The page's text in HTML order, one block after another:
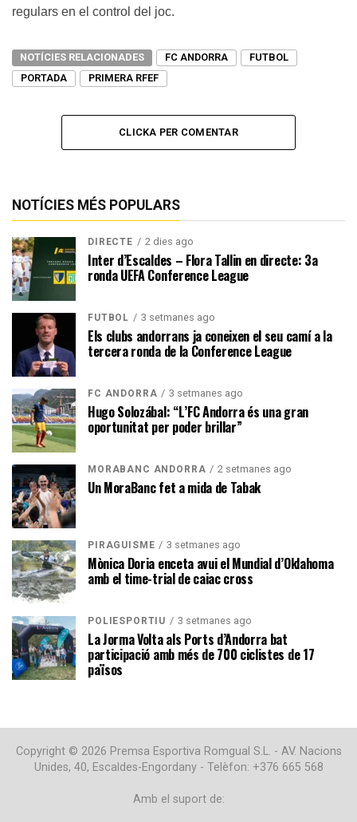
regulars en el control del joc.
NOTÍCIES RELACIONADES FC ANDORRA
FUTBOL
PORTADA
PRIMERA RFEF
CLICKA PER COMENTAR
NOTÍCIES MÉS POPULARS
DIRECTE 2 dies ago
Inter d’Escaldes – Flora Tallin en directe: 3a
ronda UEFA Conference League
FUTBOL 3 setmanes ago
Els clubs andorrans ja coneixen el seu camí a la
tercera ronda de la Conference League
FC ANDORRA 3 setmanes ago
Hugo Solozábal: “L’FC Andorra és una gran
oportunitat per poder brillar”
MORABANC ANDORRA 2 setmanes ago
Un MoraBanc fet a mida de Tabak
PIRAGÜISME 3 setmanes ago
Mònica Doria enceta avui el Mundial d’Oklahoma
amb el time-trial de caiac cross
POLIESPORTIU 3 setmanes ago
La Jorma Volta als Ports d’Andorra bat
participació amb més de 700 ciclistes de 17
països
Copyright © 2026 Premsa Esportiva Romgual S.L. - AV. Nacions
Unides, 40, Escaldes-Engordany - Telèfon: +376 665 568
Amb el suport de: